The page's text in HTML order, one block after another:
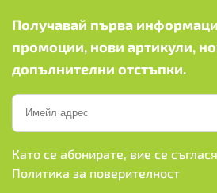
Получавай първа
промоции, нови артикули,
допълнителни отстъпки.
Като се абонирате, вие се
Политика за поверителност